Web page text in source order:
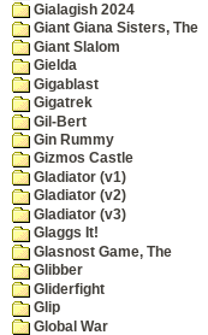
Gialagish 2024
Giant Giana Sisters, The
Giant Slalom
Gielda
Gigablast
Gigatrek
Gil-Bert
Gin Rummy
Gizmos Castle
Gladiator (v1)
Gladiator (v2)
Gladiator (v3)
Glaggs It!
Glasnost Game, The
Glibber
Gliderfight
Glip
Global War